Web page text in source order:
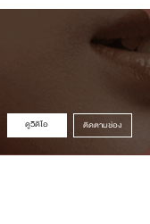
ดูวิดิโอ ติดตามช่อง